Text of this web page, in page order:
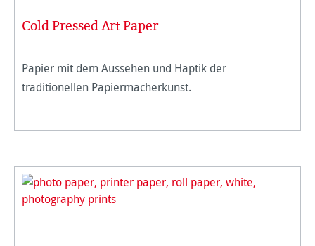
Cold Pressed Art Paper
Papier mit dem Aussehen und Haptik der
traditionellen Papiermacherkunst.